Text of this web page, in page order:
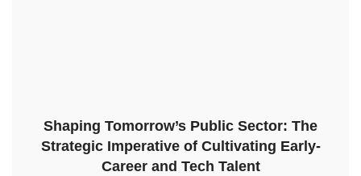
Shaping Tomorrow’s Public Sector: The
Strategic Imperative of Cultivating Early-
Career and Tech Talent